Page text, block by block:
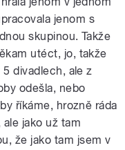
jenom s
skupinou. Takže
utéct, jo, takže
divadlech, ale z
odešla, nebo
říkáme, hrozně ráda
jako už tam
že jako tam jsem v